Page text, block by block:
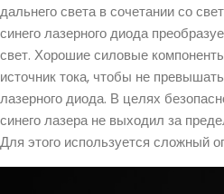
дальнего света в сочетании со
синего лазерного диода
свет. Хорошие силовые
источник тока, чтобы не
лазерного диода. В целях
синего лазера не выходил за
Для этого используется сложный